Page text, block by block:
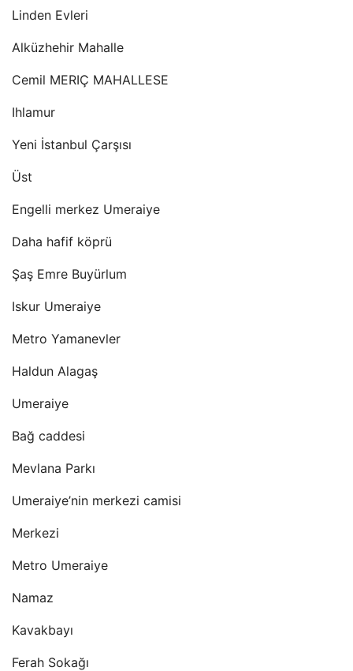
Linden Evleri
Alküzhehir Mahalle
Cemil MERIÇ MAHALLESE
Ihlamur
Yeni İstanbul Çarşısı
Üst
Engelli merkez Umeraiye
Daha hafif köprü
Şaş Emre Buyürlum
Iskur Umeraiye
Metro Yamanevler
Haldun Alagaş
Umeraiye
Bağ caddesi
Mevlana Parkı
Umeraiye’nin merkezi camisi
Merkezi
Metro Umeraiye
Namaz
Kavakbayı
Ferah Sokağı